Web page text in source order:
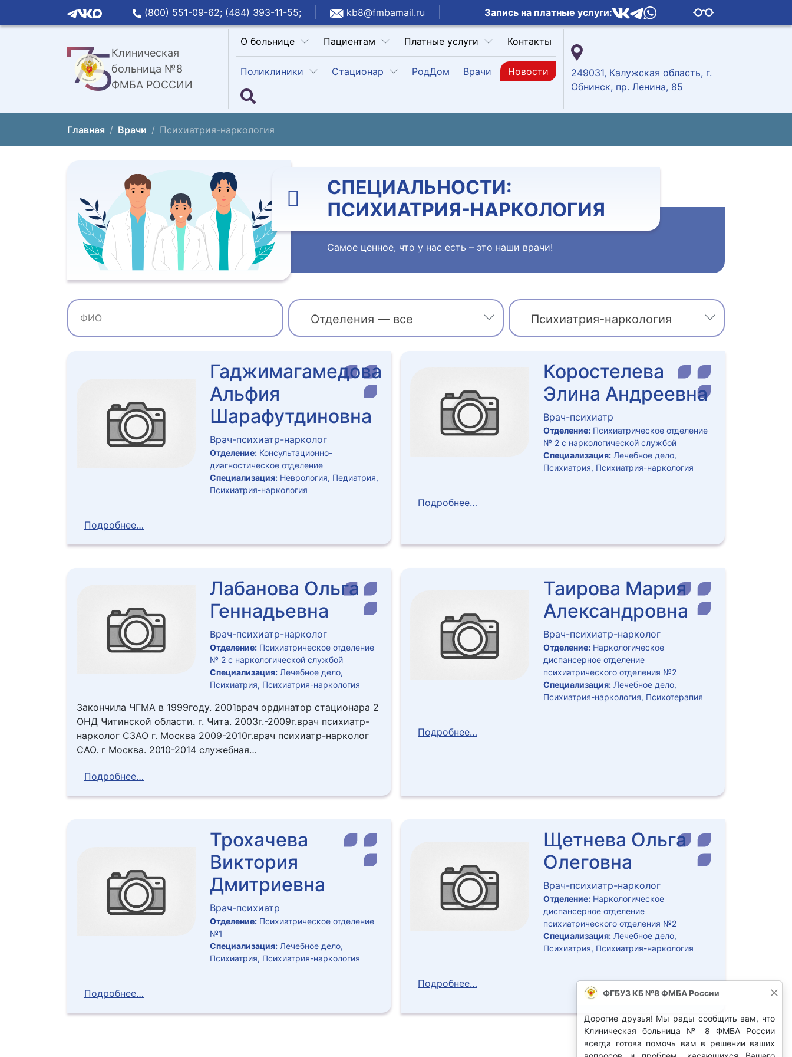
(800) 551-09-62; (484) 393-11-55; kb8@fmbamail.ru Запись на платные услуги:
Клиническая
больница №8
ФМБА РОССИИ
О больнице Пациентам Платные услуги Контакты
Поликлиники Стационар РодДом Врачи Новости
249031, Калужская область, г.
Обнинск, пр. Ленина, 85
Главная Врачи Психиатрия-наркология
СПЕЦИАЛЬНОСТИ:
ПСИХИАТРИЯ-НАРКОЛОГИЯ
Самое ценное, что у нас есть – это наши врачи!
Отделения — все Психиатрия-наркология
Гаджимагамедова
Альфия
Шарафутдиновна
Врач-психиатр-нарколог
Отделение:Консультационно-
диагностическое отделение
Специализация:Неврология, Педиатрия,
Психиатрия-наркология
Подробнее…
Коростелева
Элина Андреевна
Врач-психиатр
Отделение:Психиатрическое отделение
№ 2 с наркологической службой
Специализация:Лечебное дело,
Психиатрия, Психиатрия-наркология
Подробнее…
Лабанова Ольга
Геннадьевна
Врач-психиатр-нарколог
Отделение:Психиатрическое отделение
№ 2 с наркологической службой
Специализация:Лечебное дело,
Психиатрия, Психиатрия-наркология
Закончила ЧГМА в 1999году. 2001врач ординатор стационара 2
ОНД Читинской области. г. Чита. 2003г.-2009г.врач психиатр-
нарколог СЗАО г. Москва 2009-2010г.врач психиатр-нарколог
САО. г Москва. 2010-2014 служебная…
Подробнее…
Таирова Мария
Александровна
Врач-психиатр-нарколог
Отделение:Наркологическое
диспансерное отделение
психиатрического отделения №2
Специализация:Лечебное дело,
Психиатрия-наркология, Психотерапия
Подробнее…
Трохачева
Виктория
Дмитриевна
Врач-психиатр
Отделение:Психиатрическое отделение
№1
Специализация:Лечебное дело,
Психиатрия, Психиатрия-наркология
Подробнее…
Щетнева Ольга
Олеговна
Врач-психиатр-нарколог
Отделение:Наркологическое
диспансерное отделение
психиатрического отделения №2
Специализация:Лечебное дело,
Психиатрия, Психиатрия-наркология
Подробнее…